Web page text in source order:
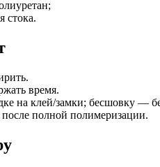
стока.
время.
на клей/замки; бесшовку —
полной полимеризации.